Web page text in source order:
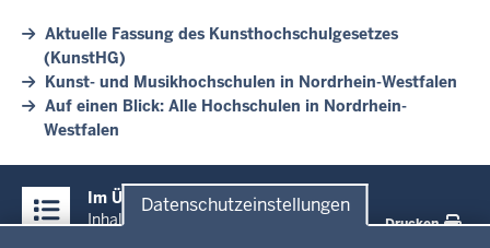
Datenschutzeinstellungen
Aktuelle Fassung des Kunsthochschulgesetzes
(KunstHG)
Kunst- und Musikhochschulen in Nordrhein-Westfalen
Auf einen Blick: Alle Hochschulen in Nordrhein-
Westfalen
Inhalte
Im Überblick
Inhalt
Drucken